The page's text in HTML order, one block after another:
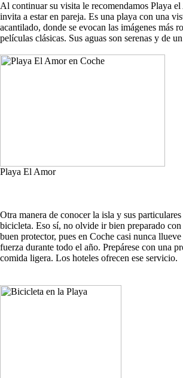
Al continuar su visita le recomendamos Playa
invita a estar en pareja. Es una playa con una
acantilado, donde se evocan las imágenes más
películas clásicas. Sus aguas son serenas y de
Playa El Amor
Otra manera de conocer la isla y sus
bicicleta. Eso sí, no olvide ir bien preparado
buen protector, pues en Coche casi nunca
fuerza durante todo el año. Prepárese con una
comida ligera. Los hoteles ofrecen ese servicio.